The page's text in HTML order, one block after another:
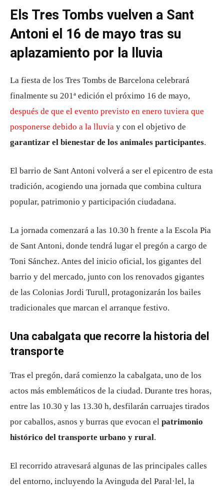
Els Tres Tombs vuelven a Sant
Antoni el 16 de mayo tras su
aplazamiento por la lluvia
La fiesta de los Tres Tombs de Barcelona celebrará
finalmente su 201ª edición el próximo 16 de mayo,
después de que el evento previsto en enero tuviera que
posponerse debido a la lluvia y con el objetivo de
garantizar el bienestar de los animales participantes.
El barrio de Sant Antoni volverá a ser el epicentro de esta
tradición, acogiendo una jornada que combina cultura
popular, patrimonio y participación ciudadana.
La jornada comenzará a las 10.30 h frente a la Escola Pia
de Sant Antoni, donde tendrá lugar el pregón a cargo de
Toni Sánchez. Antes del inicio oficial, los gigantes del
barrio y del mercado, junto con los renovados gigantes
de las Colonias Jordi Turull, protagonizarán los bailes
tradicionales que marcan el arranque festivo.
Una cabalgata que recorre la historia del
transporte
Tras el pregón, dará comienzo la cabalgata, uno de los
actos más emblemáticos de la ciudad. Durante tres horas,
entre las 10.30 y las 13.30 h, desfilarán carruajes tirados
por caballos, asnos y burras que evocan el patrimonio
histórico del transporte urbano y rural.
El recorrido atravesará algunas de las principales calles
del entorno, incluyendo laAvinguda del Paral·lel, la